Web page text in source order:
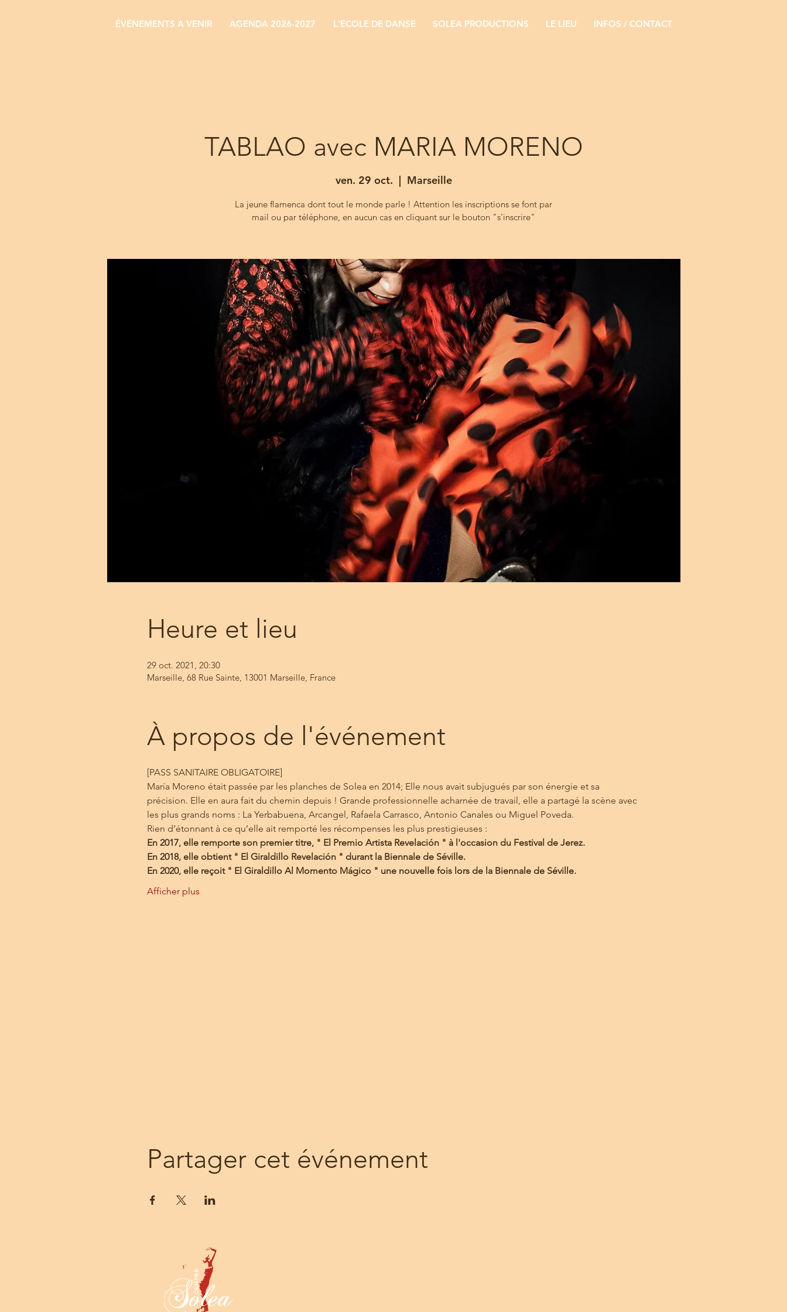
ÉVÉNEMENTS A VENIR AGENDA 2026-2027 L'ECOLE DE DANSE SOLEA PRODUCTIONS LE LIEU INFOS / CONTACT
TABLAO avec MARIA MORENO
ven. 29 oct.
  |
Marseille
La jeune flamenca dont tout le monde parle ! Attention les inscriptions se font par
mail ou par téléphone, en aucun cas en cliquant sur le bouton "s'inscrire"
Heure et lieu
29 oct. 2021, 20:30
Marseille, 68 Rue Sainte, 13001 Marseille, France
À propos de l'événement
[PASS SANITAIRE OBLIGATOIRE]
María Moreno était passée par les planches de Solea en 2014; Elle nous avait subjugués par son énergie et sa
précision. Elle en aura fait du chemin depuis ! Grande professionnelle acharnée de travail, elle a partagé la scène avec
les plus grands noms : La Yerbabuena, Arcangel, Rafaela Carrasco, Antonio Canales ou Miguel Poveda.
Rien d’étonnant à ce qu’elle ait remporté les récompenses les plus prestigieuses :
En 2017, elle remporte son premier titre, " El Premio Artista Revelación " à l'occasion du Festival de Jerez.
En 2018, elle obtient " El Giraldillo Revelación " durant la Biennale de Séville.
En 2020, elle reçoit " El Giraldillo Al Momento Mágico " une nouvelle fois lors de la Biennale de Séville.
Afficher plus
Partager cet événement